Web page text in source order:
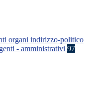
organi indirizzo-politico
- amministrativi 97